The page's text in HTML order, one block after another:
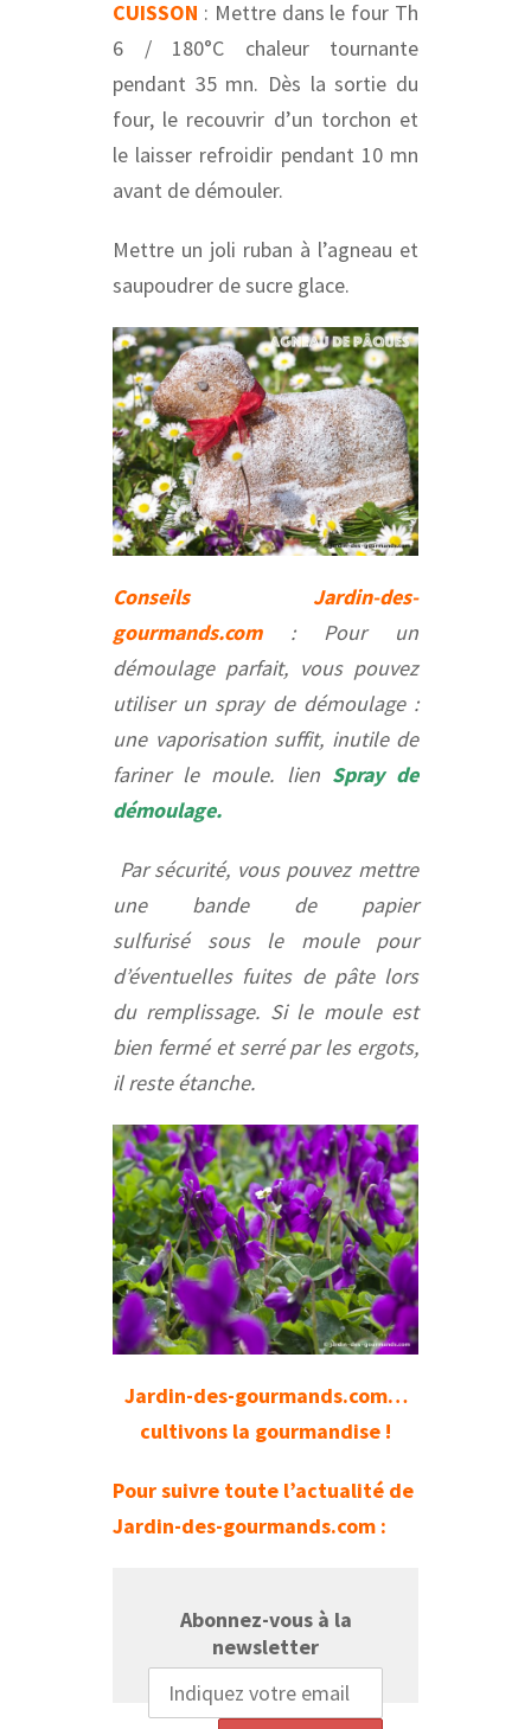
CUISSON : Mettre dans le four Th
6 / 180°C chaleur tournante
pendant 35 mn. Dès la sortie du
four, le recouvrir d’un torchon et
le laisser refroidir pendant 10 mn
avant de démouler.
Mettre un joli ruban à l’agneau et
saupoudrer de sucre glace.
Conseils Jardin-des-
gourmands.com: Pour un
démoulage parfait, vous pouvez
utiliser un spray de démoulage :
une vaporisation suffit, inutile de
fariner le moule. lien Spray de
démoulage.
Par sécurité, vous pouvez mettre
une bande de papier
sulfurisé sous le moule pour
d’éventuelles fuites de pâte lors
du remplissage. Si le moule est
bien fermé et serré par les ergots,
il reste étanche.
Jardin-des-gourmands.com…
cultivons la gourmandise !
Pour suivre toute l’actualité de
Jardin-des-gourmands.com :
Abonnez-vous à la
newsletter